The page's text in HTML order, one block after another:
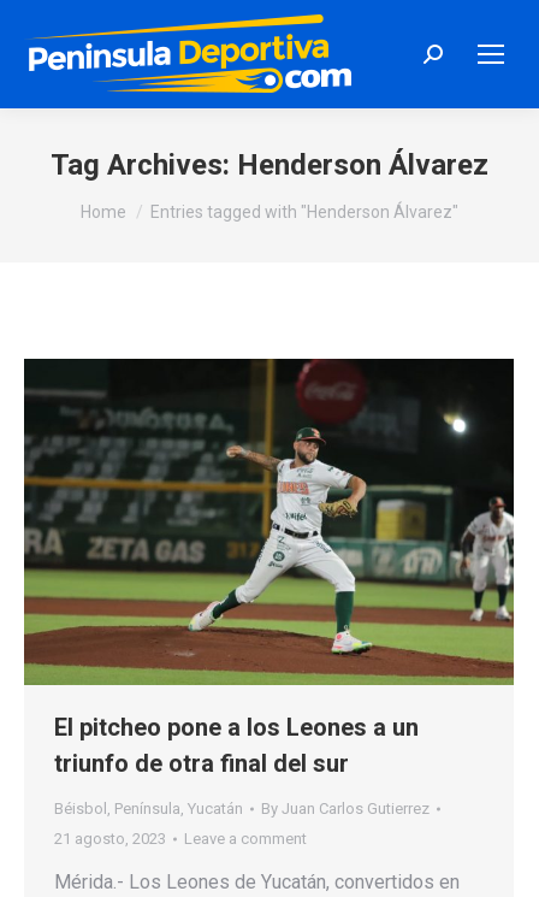
Search:
Tag Archives: Henderson Álvarez
You are here:
Home Entries tagged with "Henderson Álvarez"
El pitcheo pone a los Leones a un
triunfo de otra final del sur
Béisbol , Península, Yucatán By Juan Carlos Gutierrez
21 agosto, 2023
Leave a comment
Mérida.- Los Leones de Yucatán, convertidos en